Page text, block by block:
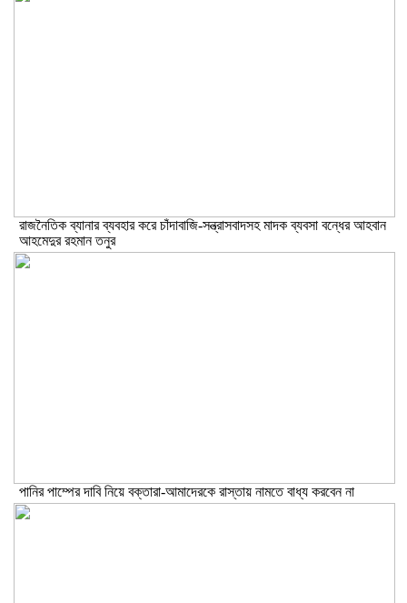
রাজনৈতিক ব্যানার ব্যবহার করে চাঁদাবাজি-সন্ত্রাসবাদসহ মাদক ব্যবসা বন্ধের আহবান
আহমেদুর রহমান তনুর
পানির পাম্পের দাবি নিয়ে বক্তারা-আমাদেরকে রাস্তায় নামতে বাধ্য করবেন না